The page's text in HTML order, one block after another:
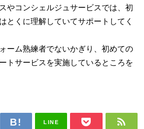
やコンシェルジュサービスでは、初
とくに理解していてサポートしてく
ーム熟練者でないかぎり、初めての
トサービスを実施しているところを
LINE